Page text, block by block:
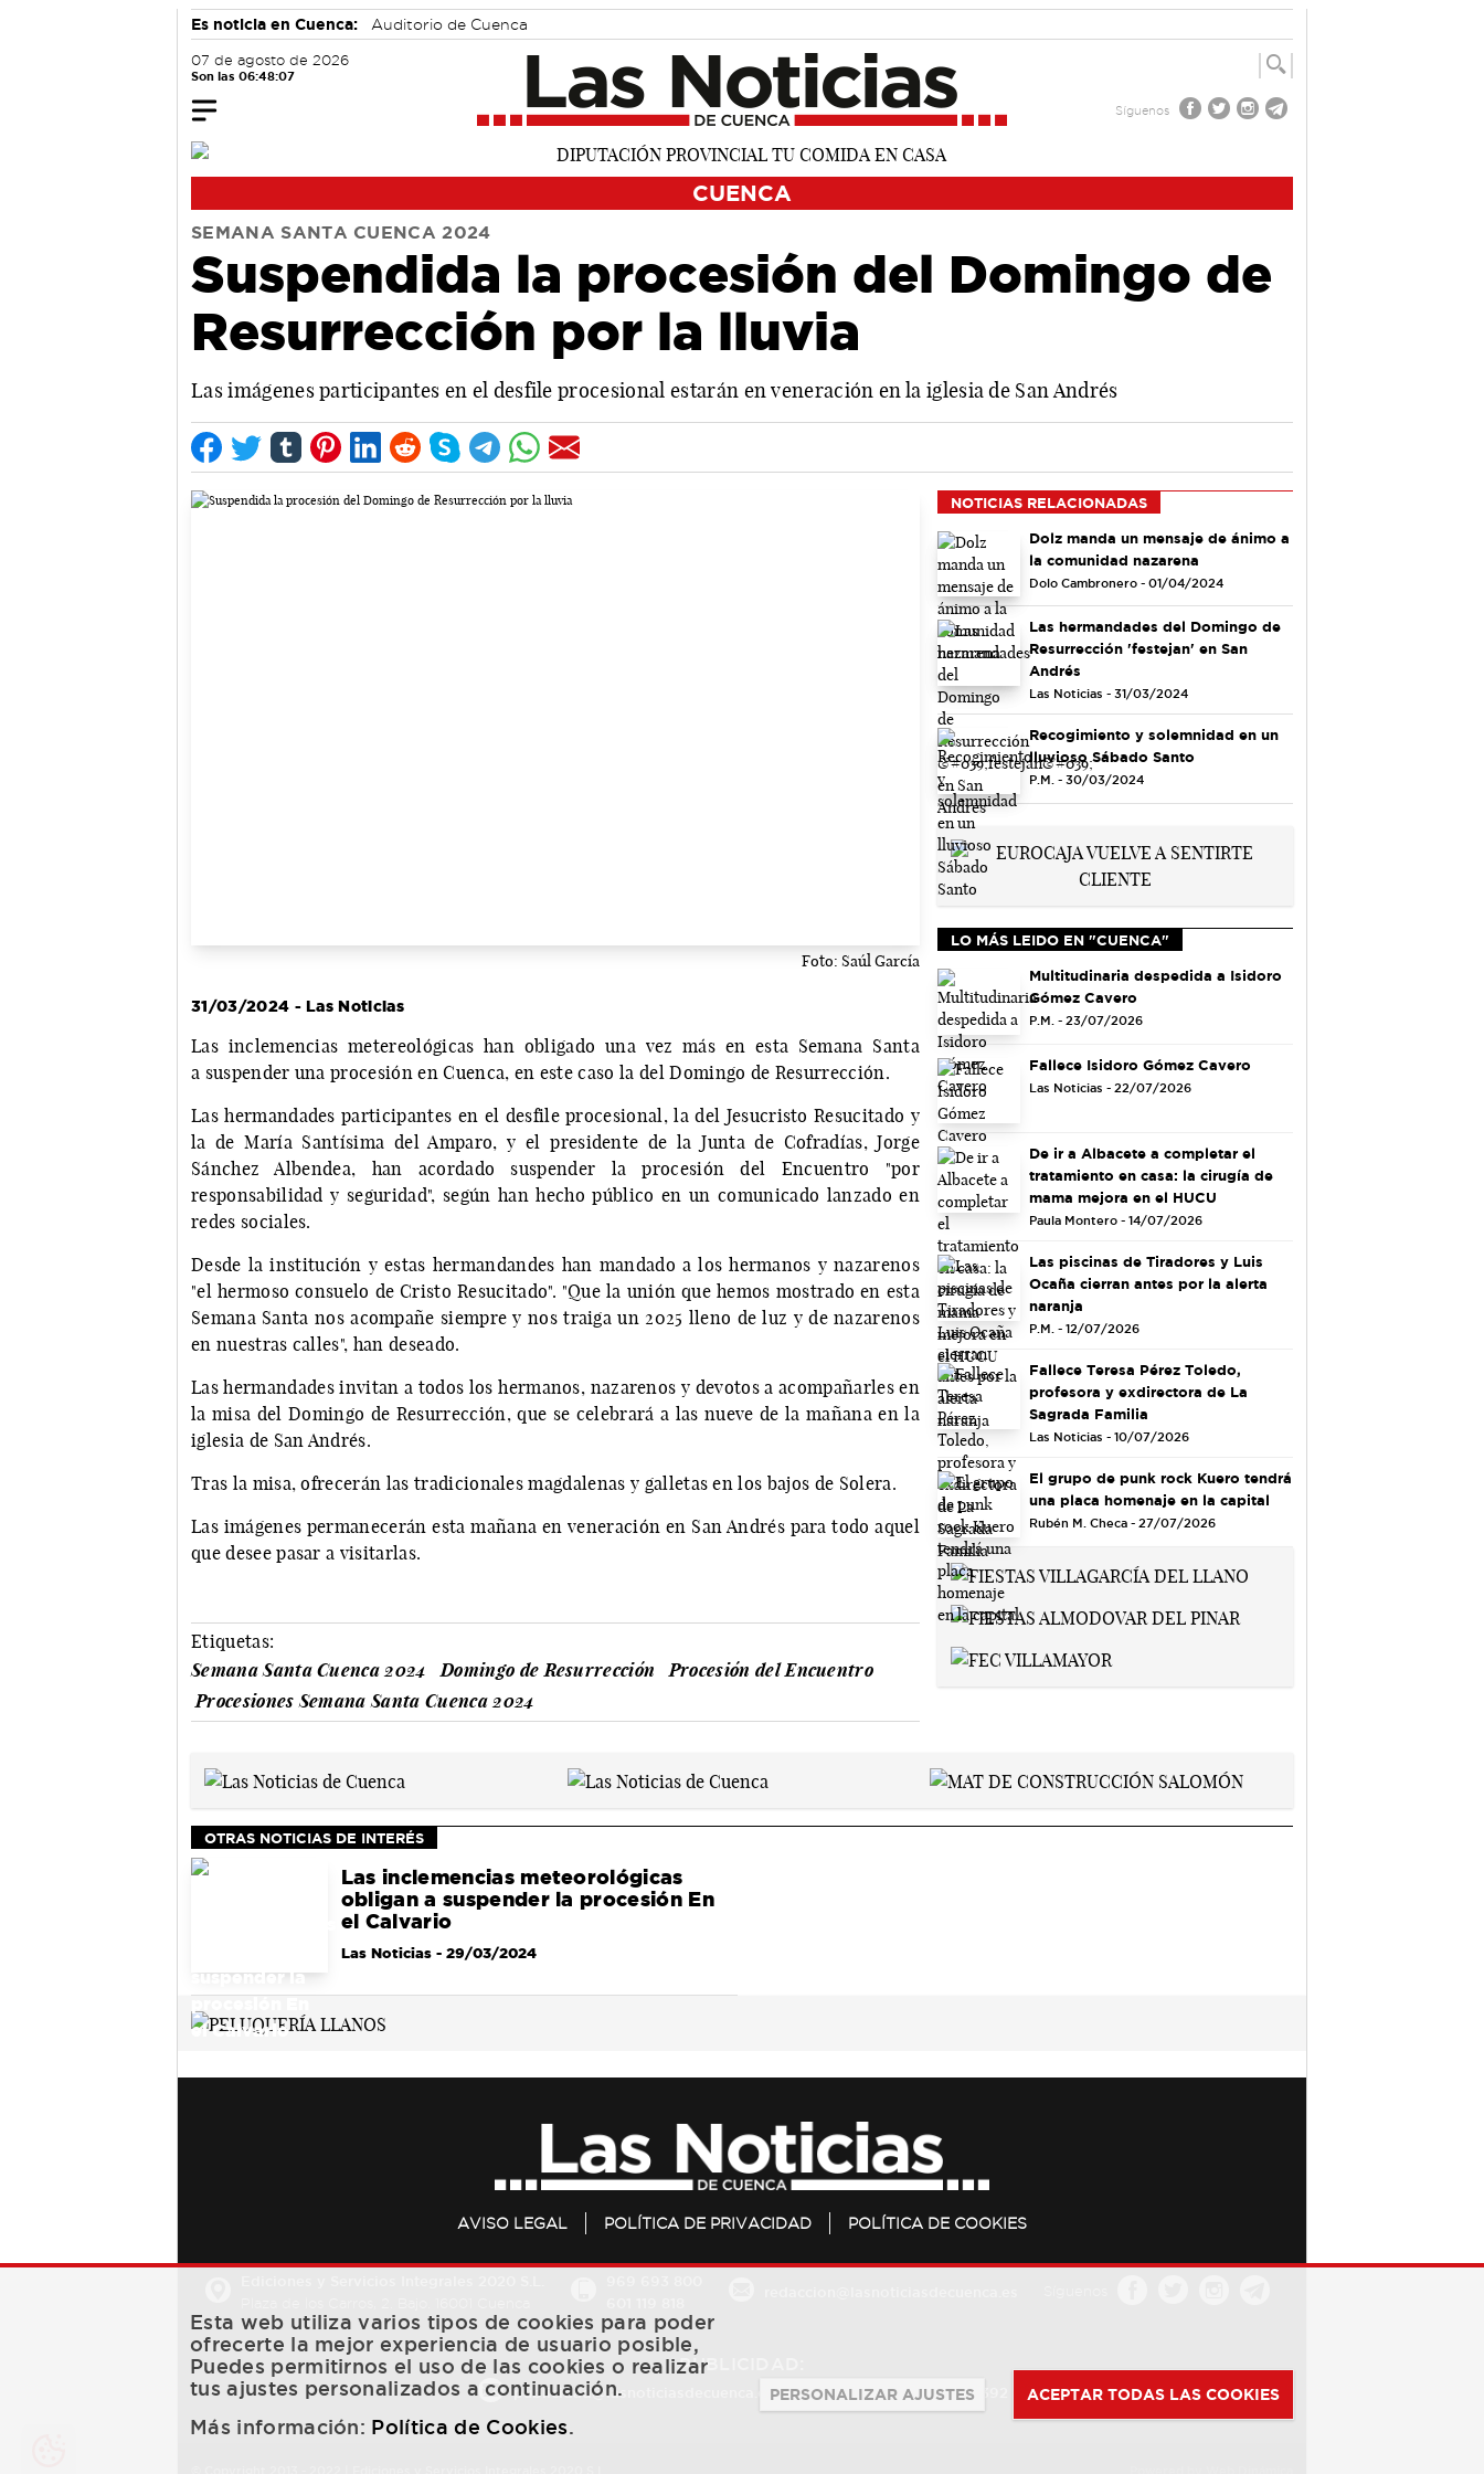
Es noticia en Cuenca: Auditorio de Cuenca
07 de agosto de 2026
Son las 06:48:08
Síguenos
CUENCA
SEMANA SANTA CUENCA 2024
Suspendida la procesión del Domingo de
Resurrección por la lluvia
Las imágenes participantes en el desfile procesional estarán en veneración en la iglesia de San Andrés
Foto: Saúl García
31/03/2024 - Las Noticias
Las inclemencias metereológicas han obligado una vez más en esta Semana Santa
a suspender una procesión en Cuenca, en este caso la del Domingo de Resurrección.
Las hermandades participantes en el desfile procesional, la del Jesucristo Resucitado y
la de María Santísima del Amparo, y el presidente de la Junta de Cofradías, Jorge
Sánchez Albendea, han acordado suspender la procesión del Encuentro "por
responsabilidad y seguridad", según han hecho público en un comunicado lanzado en
redes sociales.
Desde la institución y estas hermandandes han mandado a los hermanos y nazarenos
"el hermoso consuelo de Cristo Resucitado". "Que la unión que hemos mostrado en esta
Semana Santa nos acompañe siempre y nos traiga un 2025 lleno de luz y de nazarenos
en nuestras calles", han deseado.
Las hermandades invitan a todos los hermanos, nazarenos y devotos a acompañarles en
la misa del Domingo de Resurrección, que se celebrará a las nueve de la mañana en la
iglesia de San Andrés.
Tras la misa, ofrecerán las tradicionales magdalenas y galletas en los bajos de Solera.
Las imágenes permanecerán esta mañana en veneración en San Andrés para todo aquel
que desee pasar a visitarlas.
Etiquetas:
Semana Santa Cuenca 2024
Domingo de Resurrección
Procesión del Encuentro
Procesiones Semana Santa Cuenca 2024
NOTICIAS RELACIONADAS
Dolz manda un mensaje de ánimo a
la comunidad nazarena
Dolo Cambronero - 01/04/2024
Las hermandades del Domingo de
Resurrección 'festejan' en San
Andrés
Las Noticias - 31/03/2024
Recogimiento y solemnidad en un
lluvioso Sábado Santo
P.M. - 30/03/2024
LO MÁS LEIDO EN "CUENCA"
Multitudinaria despedida a Isidoro
Gómez Cavero
P.M. - 23/07/2026
Fallece Isidoro Gómez Cavero
Las Noticias - 22/07/2026
De ir a Albacete a completar el
tratamiento en casa: la cirugía de
mama mejora en el HUCU
Paula Montero - 14/07/2026
Las piscinas de Tiradores y Luis
Ocaña cierran antes por la alerta
naranja
P.M. - 12/07/2026
Fallece Teresa Pérez Toledo,
profesora y exdirectora de La
Sagrada Familia
Las Noticias - 10/07/2026
El grupo de punk rock Kuero tendrá
una placa homenaje en la capital
Rubén M. Checa - 27/07/2026
OTRAS NOTICIAS DE INTERÉS
Las inclemencias meteorológicas
obligan a suspender la procesión En
el Calvario
Las Noticias- 29/03/2024
AVISO LEGAL POLÍTICA DE PRIVACIDAD POLÍTICA DE COOKIES
PUBLICIDAD:
publicidad@lasnoticiasdecuenca.es 684 126 573 / 670 726 392
Esta web utiliza varios tipos de cookies para poder
ofrecerte la mejor experiencia de usuario posible,
Puedes permitirnos el uso de las cookies o realizar
tus ajustes personalizados a continuación.
Más información: Política de Cookies.
PERSONALIZAR AJUSTES ACEPTAR TODAS LAS COOKIES